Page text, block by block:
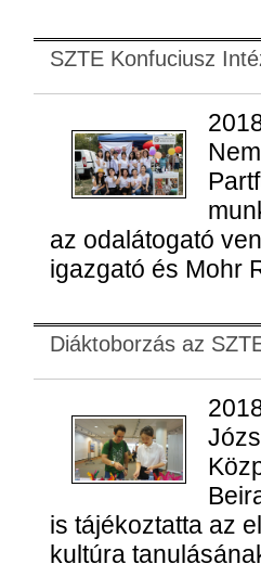
SZTE Konfuciusz
az odalátogató
igazgató és Mohr
Diáktoborzás az
is tájékoztatta az
kultúra